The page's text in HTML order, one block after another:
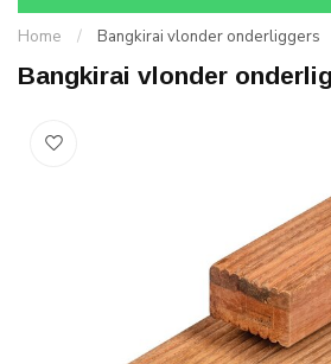
Home / Bangkirai vlonder onderliggers
Bangkirai vlonder